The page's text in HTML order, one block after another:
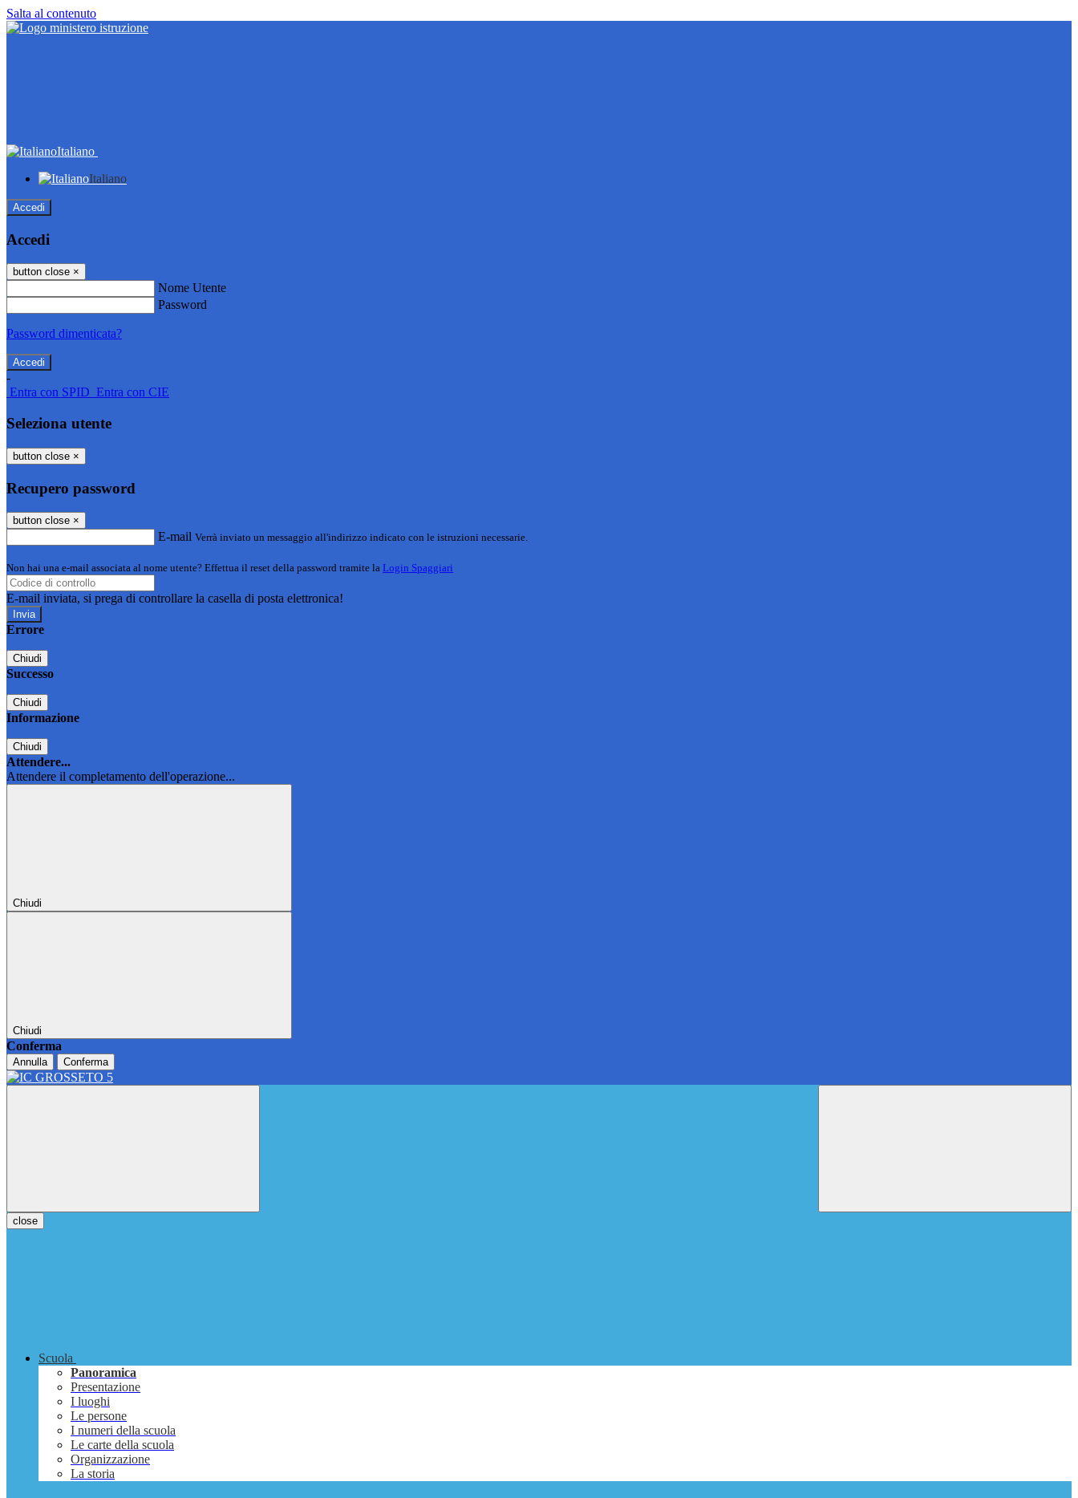
Salta al contenuto
Italiano
Italiano
Accedi
Accedi
button close ×
Nome Utente
Password
Password dimenticata?
-
Entra con SPID Entra con CIE
Seleziona utente
button close ×
Recupero password
button close ×
E-mail Verrà inviato un messaggio all'indirizzo indicato con le istruzioni necessarie.
Non hai una e-mail associata al nome utente? Effettua il reset della password tramite la Login Spaggiari
E-mail inviata, si prega di controllare la casella di posta elettronica!
Errore
Chiudi
Successo
Chiudi
Informazione
Chiudi
Attendere...
Attendere il completamento dell'operazione...
Chiudi
Chiudi
Conferma
Annulla Conferma
close
Scuola
Panoramica
Presentazione
I luoghi
Le persone
I numeri della scuola
Le carte della scuola
Organizzazione
La storia